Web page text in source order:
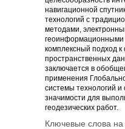
навигационной
технологий с
методами,
геоинформационными
комплексный подход к
пространственных
заключается в
применения
системы технологий и
значимости для
геодезических работ.
Ключевые слова на